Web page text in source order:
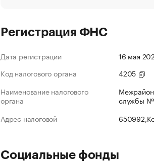
Регистрация ФНС
Дата регистрации
16 мая
Код налогового органа
4205
Наименование налогового
органа
службы №
Адрес налоговой
Социальные фонды